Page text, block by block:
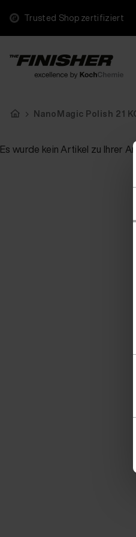
Trusted Shop zertifiziert
NanoMagic Polish 21
Es wurde kein Artikel zu Ihrer